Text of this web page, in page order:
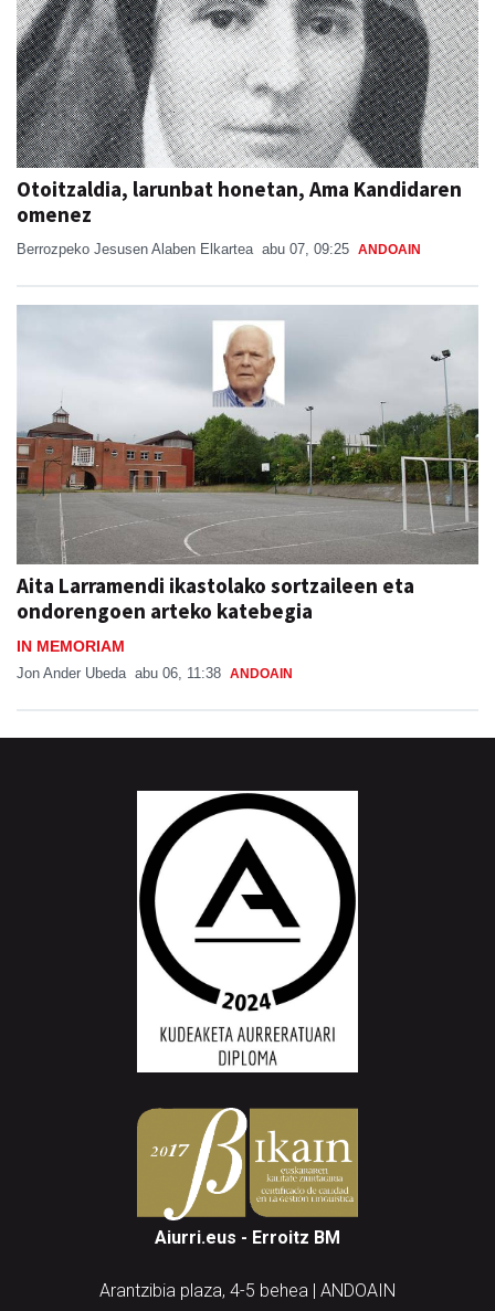
Otoitzaldia, larunbat honetan, Ama Kandidaren
omenez
Berrozpeko Jesusen Alaben Elkartea abu 07, 09:25 ANDOAIN
Aita Larramendi ikastolako sortzaileen eta
ondorengoen arteko katebegia
IN MEMORIAM
Jon Ander Ubeda abu 06, 11:38 ANDOAIN
Aiurri.eus - Erroitz BM
Arantzibia plaza, 4-5 behea | ANDOAIN